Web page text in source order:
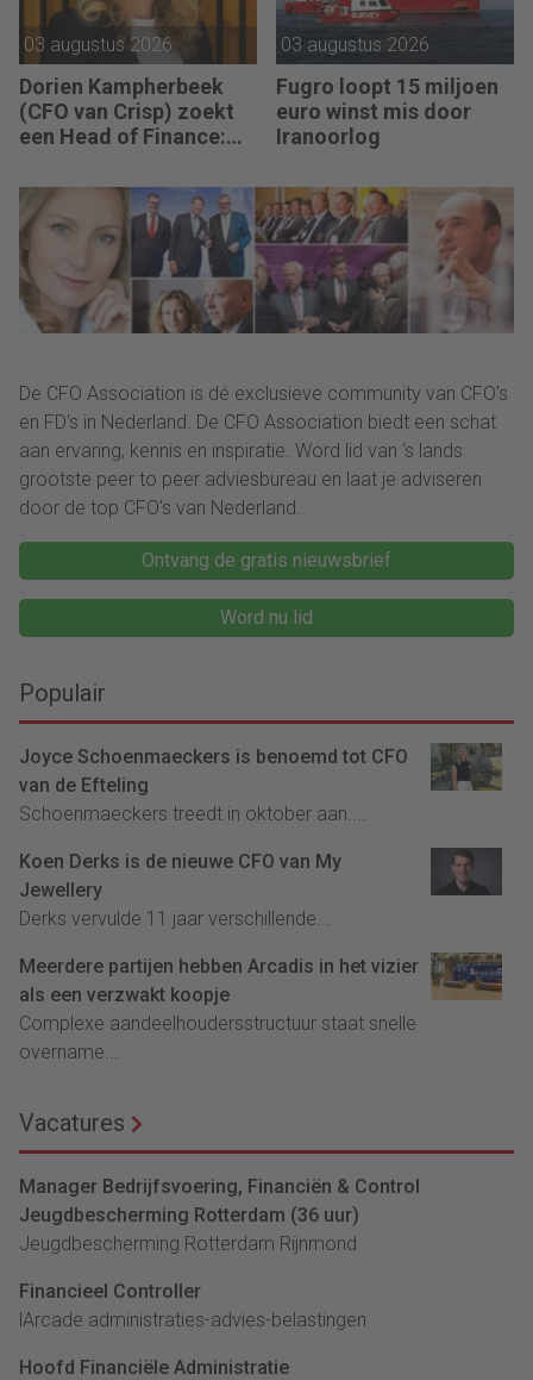
03 augustus 2026
Dorien Kampherbeek
(CFO van Crisp) zoekt
een Head of Finance:
performance driven
worden.”
03 augustus 2026
Fugro loopt 15 miljoen
euro winst mis door
Iranoorlog
De CFO Association is dé exclusieve community van CFO's
en FD's in Nederland. De CFO Association biedt een schat
aan ervaring, kennis en inspiratie. Word lid van ‘s lands
grootste peer to peer adviesbureau en laat je adviseren
door de top CFO's van Nederland.
Ontvang de gratis nieuwsbrief
Word nu lid
Populair
Joyce Schoenmaeckers is benoemd tot CFO
van de Efteling
Schoenmaeckers treedt in oktober aan....
Koen Derks is de nieuwe CFO van My
Jewellery
Derks vervulde 11 jaar verschillende...
Meerdere partijen hebben Arcadis in het vizier
als een verzwakt koopje
Complexe aandeelhoudersstructuur staat snelle
overname...
Vacatures
Manager Bedrijfsvoering, Financiën & Control
Jeugdbescherming Rotterdam (36 uur)
Jeugdbescherming Rotterdam Rijnmond
Financieel Controller
lArcade administraties-advies-belastingen
Hoofd Financiële Administratie